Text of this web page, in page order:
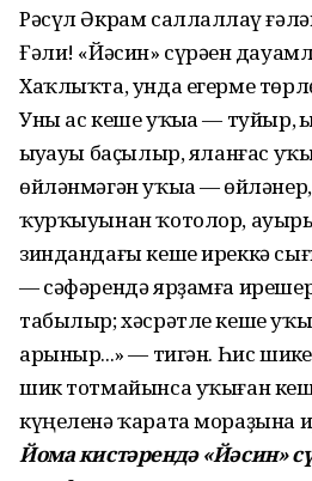
Рәсүл Әкрам саллаллаһү
Ғәли! «Йәсин» сүрәһен
Хаҡлыҡта, унда егерме
Уны ас кеше уҡыһа — туйыр,
һыуһауы баҫылыр, яланғас
өйләнмәгән уҡыһа —
ҡурҡыуынан ҡотолор,
зиндандағы кеше иреккә
— сәфәрендә ярҙамға
табылыр; хәсрәтле кеше
арыныр...» — тигән. Һис
шик тотмайынса уҡыған
күңеленә ҡарата мораҙына
Йома кистәрендә «Йәсин»